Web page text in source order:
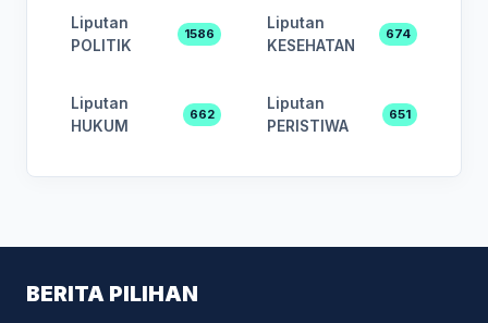
Liputan
POLITIK
1586
Liputan
KESEHATAN
674
Liputan
HUKUM
662
Liputan
PERISTIWA
651
BERITA PILIHAN